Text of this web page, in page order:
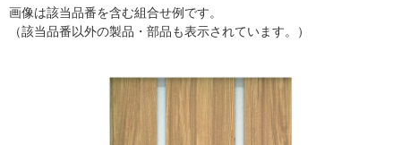
画像は該当品番を含む組合せ例です。
（該当品番以外の製品・部品も表示されています。）